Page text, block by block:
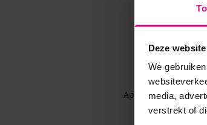
Deze
We
media,
verstrekt of
Application error: a